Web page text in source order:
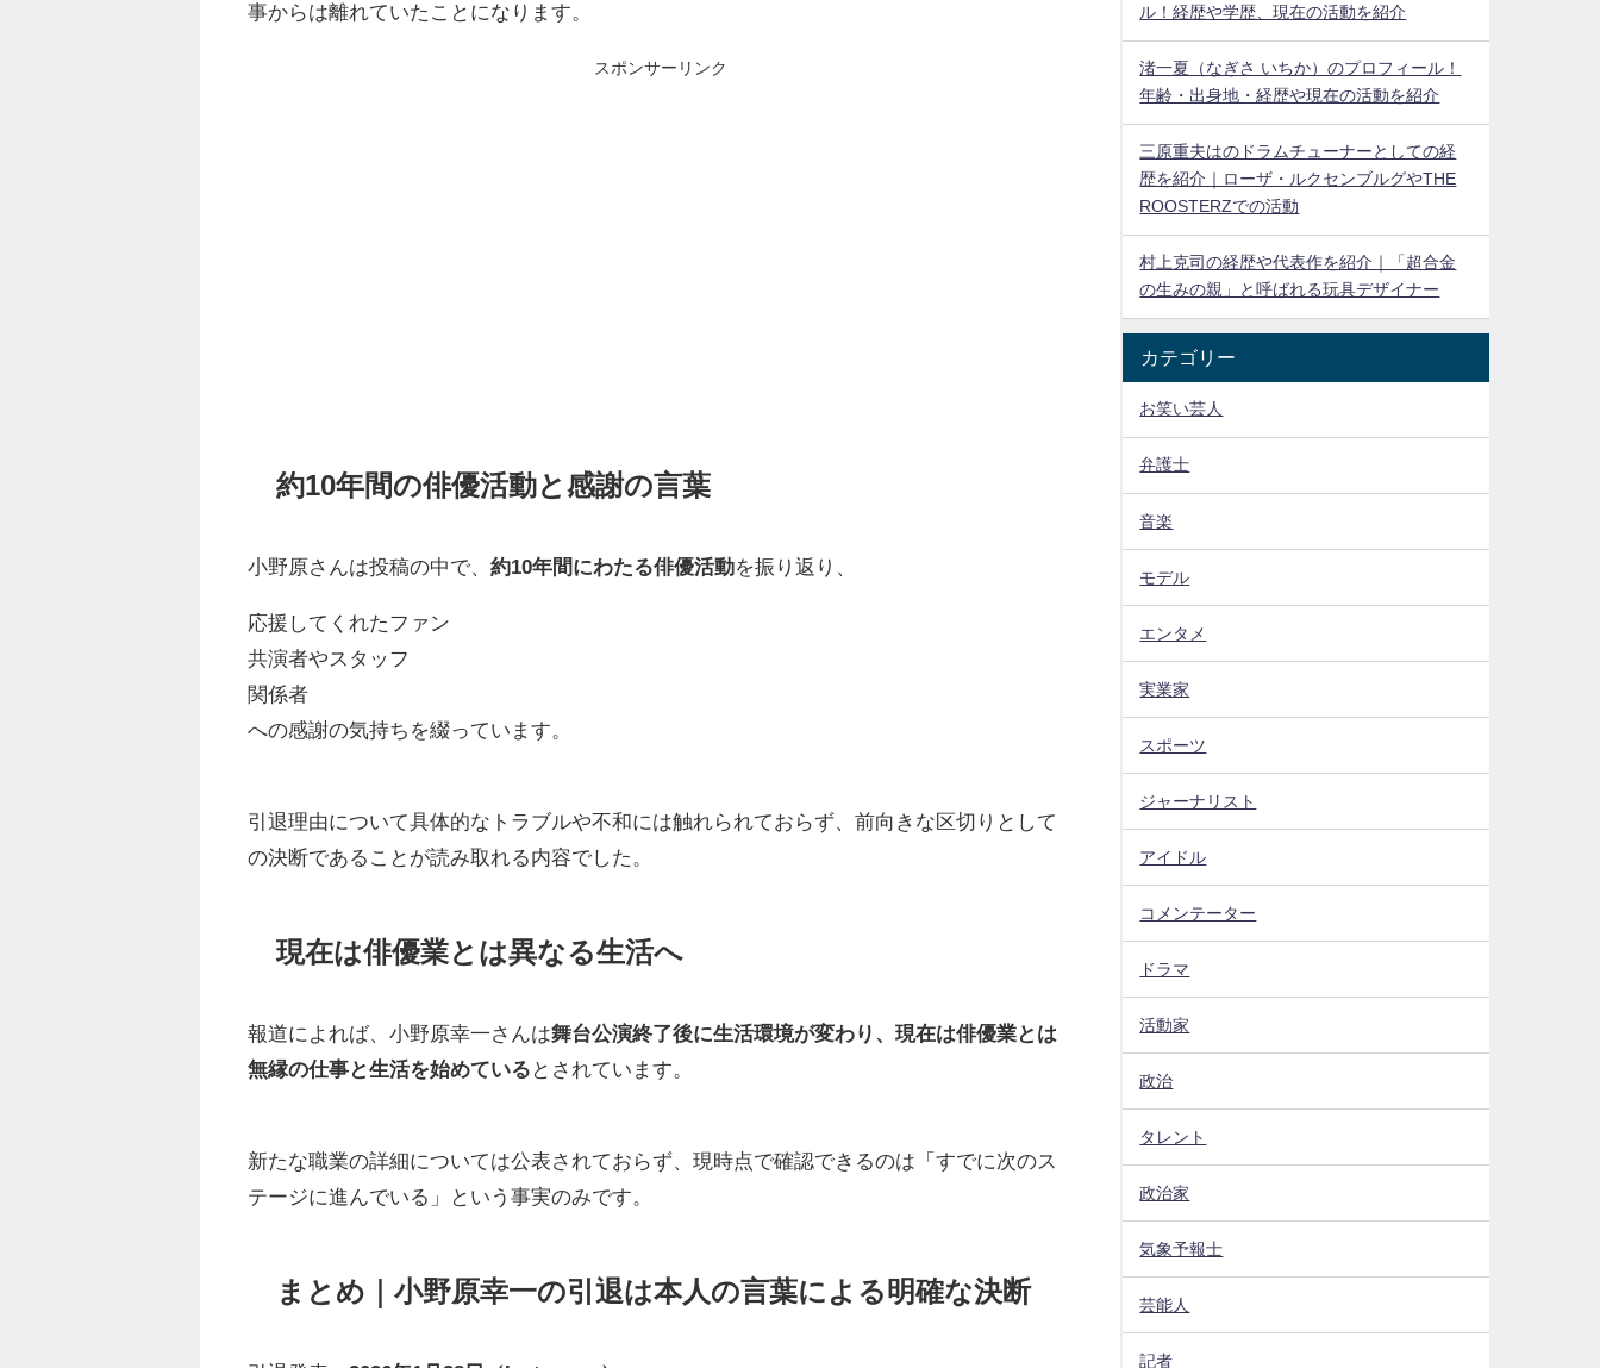
事からは離れていたことになります。
スポンサーリンク
約10年間の俳優活動と感謝の言葉
小野原さんは投稿の中で、 約10年間にわたる俳優活動を振り返り、
応援してくれたファン
共演者やスタッフ
関係者
への感謝の気持ちを綴っています。
引退理由について具体的なトラブルや不和には触れられておらず、前向きな区切りとして
の決断であることが読み取れる内容でした。
現在は俳優業とは異なる生活へ
報道によれば、小野原幸一さんは舞台公演終了後に生活環境が変わり、現在は俳優業とは
無縁の仕事と生活を始めている とされています。
新たな職業の詳細については公表されておらず、現時点で確認できるのは「すでに次のス
テージに進んでいる」という事実のみです。
まとめ｜小野原幸一の引退は本人の言葉による明確な決断
ル！経歴や学歴、現在の活動を紹介
渚一夏（なぎさ いちか）のプロフィール！
年齢・出身地・経歴や現在の活動を紹介
三原重夫はのドラムチューナーとしての経
歴を紹介｜ローザ・ルクセンブルグやTHE
ROOSTERZでの活動
村上克司の経歴や代表作を紹介｜「超合金
の生みの親」と呼ばれる玩具デザイナー
カテゴリー
お笑い芸人
弁護士
音楽
モデル
エンタメ
実業家
スポーツ
ジャーナリスト
アイドル
コメンテーター
ドラマ
活動家
政治
タレント
政治家
気象予報士
芸能人
記者